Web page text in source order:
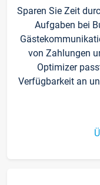
Sparen Sie Zeit
Aufgaben bei
von Zahlungen
Optimizer
Verfügbarkeit an